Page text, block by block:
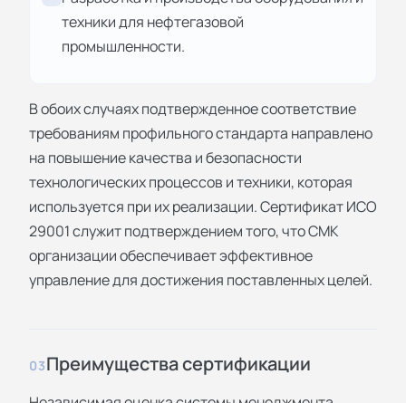
техники для нефтегазовой
промышленности.
В обоих случаях подтвержденное соответствие
требованиям профильного стандарта направлено
на повышение качества и безопасности
технологических процессов и техники, которая
используется при их реализации. Сертификат ИСО
29001 служит подтверждением того, что СМК
организации обеспечивает эффективное
управление для достижения поставленных целей.
03Преимущества сертификации